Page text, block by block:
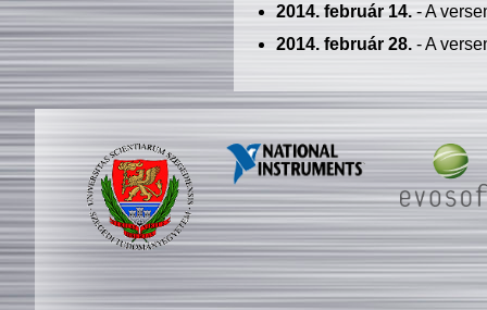
2014. február 14.- A
2014. február 28.- A